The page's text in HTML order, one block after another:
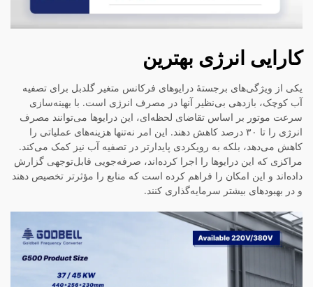
کارایی انرژی بهترین
یکی از ویژگی‌های برجستهٔ درایوهای فرکانس متغیر گلدبل برای تصفیه
آب کوچک، بازدهی بی‌نظیر آنها در مصرف انرژی است. با بهینه‌سازی
سرعت موتور بر اساس تقاضای لحظه‌ای، این درایوها می‌توانند مصرف
انرژی را تا ۳۰ درصد کاهش دهند. این امر نه‌تنها هزینه‌های عملیاتی را
کاهش می‌دهد، بلکه به رویکردی پایدارتر در تصفیه آب نیز کمک می‌کند.
مراکزی که این درایوها را اجرا کرده‌اند، صرفه‌جویی قابل‌توجهی گزارش
داده‌اند و این امکان را فراهم کرده است که منابع را مؤثرتر تخصیص دهند
و در بهبودهای بیشتر سرمایه‌گذاری کنند.